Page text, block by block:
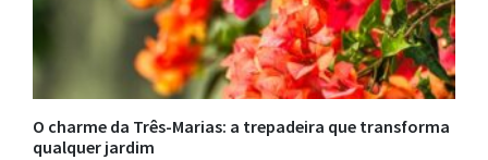
O charme da Três-Marias: a trepadeira que transforma
qualquer jardim